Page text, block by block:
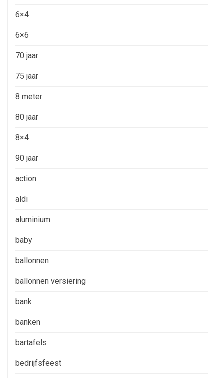
6×4
6×6
70 jaar
75 jaar
8 meter
80 jaar
8×4
90 jaar
action
aldi
aluminium
baby
ballonnen
ballonnen versiering
bank
banken
bartafels
bedrijfsfeest